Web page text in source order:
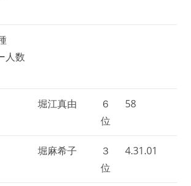
人数
堀江真由
６
位
58
堀麻希子
３
位
4.31.01